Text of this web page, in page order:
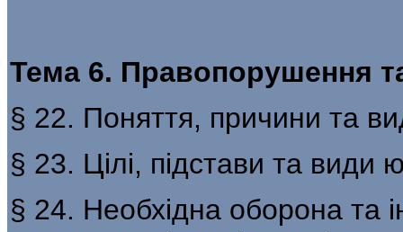
Тема 6. Правопорушення
§ 22. Поняття, причини та
§ 23. Цілі, підстави та види
§ 24. Необхідна оборона та